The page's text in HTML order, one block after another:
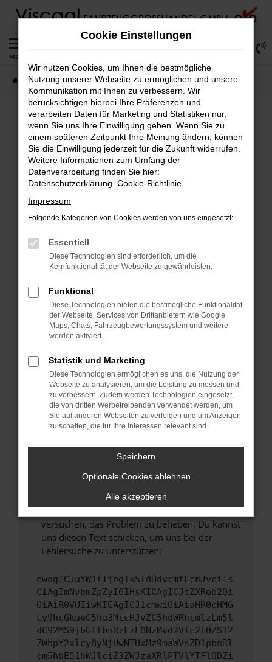
Zum
springen
MENÜ
Startseite Lagerfahrzeuge Fahrzeugsuche
Fehler: Network Error
Beim Laden ist ein Fehler aufgetreten.
Hier sind ein paar Tipps, die dir helfen können:
Überprüfe deine Firewall und deine
Laden andere Webseiten, zum Beispiel deine
Suchmaschine?
Prüfe deine Browsererweiterungen.
Manche Erweiterungen, wie Werbeblocker,
verhindern. Funktioniert die Seite in einem
anderen Browser oder in einem privaten
Fenster?
Starte dein Gerät neu.
Probleme zu beheben.
Stelle sicher, dass dein Browser und dein
Betriebssystem auf dem neuesten Stand
sind.
Veraltete Software birgt nicht nur ein
führen, dass bestimmte Funktionen nicht mehr
Wende dich an den Webseitenbetreiber.
Wenn du alle oben genannten Schritte versucht
hast, kontaktiere uns bitte. Wir werden
versuchen, das Problem zu beheben. Du kannst
uns diesen Text schicken, um uns bei der
Fehlersuche zu unterstützen:
ewogICJuYW1lIjogIk5ldHdvcmtFcnJvciIs
CiAgImNvbmZpZyI6IHsKICAgICJtZXRob2Qi
OiAiR0VUIiwKICAgICJ1cmwiOiAiaHR0cHM6
Ly9hcGkueC5ha3MtcHJvZC5hdWRhcmlzLm5l
dC92MS9jbGllbnRzLzE0NzMvd2Vic2l0ZS12
ZWhpY2xlcy8yNjUwNTUxMz9maWVsZD1pbnRl
cm5hbE51bWJlciZ3ZWJzaXRlPTVlYTFlODZi
Cookie Einstellungen
Wir nutzen Cookies, um Ihnen die bestmögliche
Nutzung unserer Webseite zu ermöglichen und unsere
Kommunikation mit Ihnen zu verbessern. Wir
berücksichtigen hierbei Ihre Präferenzen und
verarbeiten Daten für Marketing und Statistiken nur,
wenn Sie uns Ihre Einwilligung geben. Wenn Sie zu
einem späteren Zeitpunkt Ihre Meinung ändern, können
Sie die Einwilligung jederzeit für die Zukunft widerrufen.
Weitere Informationen zum Umfang der
Datenverarbeitung finden Sie hier:
Datenschutzerklärung Cookie-Richtlinie
Impressum
Folgende Kategorien von Cookies werden von uns eingesetzt:
Essentiell
Diese Technologien sind erforderlich, um die
Kernfunktionalität der Webseite zu gewährleisten.
Funktional
Diese Technologien bieten die bestmögliche Funktionalität
der Webseite. Services von Drittanbietern wie Google
Maps, Chats, Fahrzeugbewertungssystem und weitere
werden aktiviert.
Statistik und Marketing
Diese Technologien ermöglichen es uns, die Nutzung der
Webseite zu analysieren, um die Leistung zu messen und
zu verbessern. Zudem werden Technologien eingesetzt,
die von dritten Werbetreibenden verwendet werden, um
Sie auf anderen Webseiten zu verfolgen und um Anzeigen
zu schalten, die für Ihre Interessen relevant sind.
Speichern
Optionale Cookies ablehnen
Alle akzeptieren